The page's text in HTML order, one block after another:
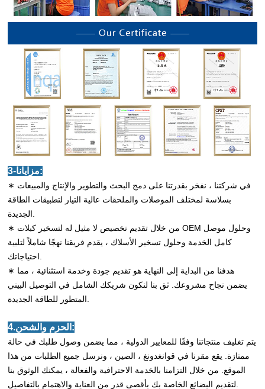
3-مزايانا:
∗ في شركتنا ، نفخر بقدرتنا على دمج البحث والتطوير والإنتاج والمبيعات
بسلاسة لمختلف الموصلات والملحقات عالية التيار لتطبيقات الطاقة
الجديدة.
∗ من خلال تقديم تخصيص لا مثيل له لتسخير كبلات OEM وحلول موصل
كامل الخدمة وحلول تسخير الأسلاك ، يقدم فريقنا نهجًا شاملاً لتلبية
احتياجاتك.
∗ هدفنا من البداية إلى النهاية هو تقديم جودة وخدمة استثنائية ، مما
يضمن نجاح مشروعك. ثق بنا لنكون شريكك الشامل في التوصيل البيني
المتطور للطاقة الجديدة.
4.الحزم والشحن:
يتم تغليف منتجاتنا وفقًا للمعايير الدولية ، مما يضمن وصول طلبك في حالة
ممتازة. يقع مقرنا في قوانغدونغ ، الصين ، ونرسل جميع الطلبات من هذا
الموقع. من خلال التزامنا بالخدمة الاحترافية والفعالة ، يمكنك الوثوق بنا
لتقديم البضائع الخاصة بك بأقصى قدر من العناية والاهتمام بالتفاصيل.